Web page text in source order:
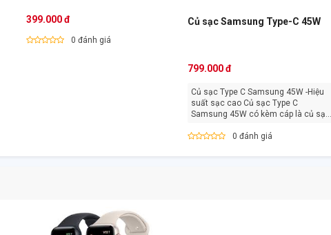
399.000 đ
0 đánh giá
Củ sạc Samsung Type-C 45W
799.000 đ
Củ sạc Type C Samsung 45W -Hiệu
suất sạc cao Củ sạc Type C
Samsung 45W có kèm cáp là củ sạc
0 đánh giá